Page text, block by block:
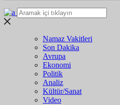
Namaz Vakitleri
Son Dakika
Avrupa
Ekonomi
Politik
Analiz
Kültür/Sanat
Video